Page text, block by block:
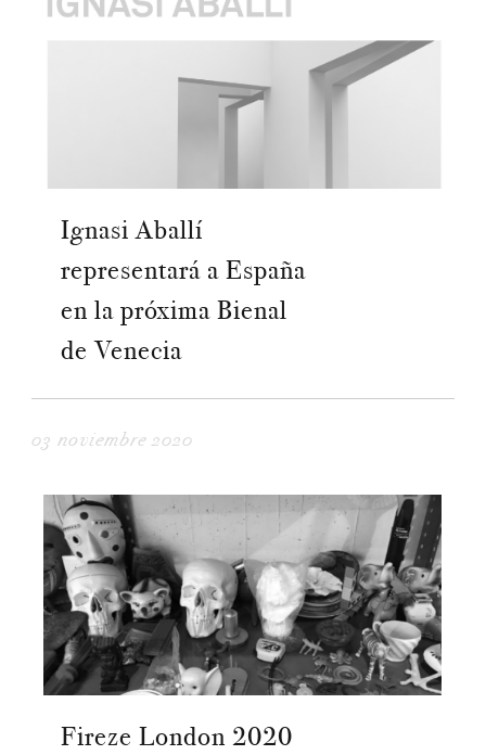
Ignasi Aballí
representará a España
en la próxima Bienal
de Venecia
03 noviembre 2020
Fireze London 2020